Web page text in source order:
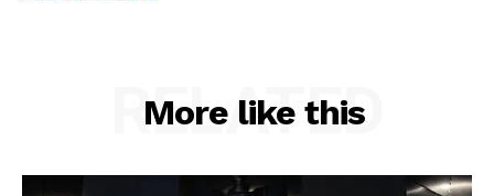
More like this
RELATED